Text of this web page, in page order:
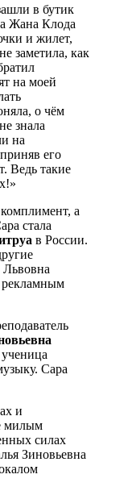
в бутик
Жана Клода
и жилет,
заметила, как
на моей
о чём
знала
на
его
Ведь такие
а
стала
в России.
рекламным
ученица
Сара
и
милым
силах
Зиновьевна